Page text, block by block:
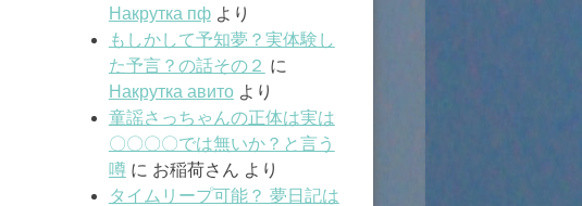
Накрутка пфより
もしかして予知夢？実体験し
た予言？の話その２ に
Накрутка авитоより
童謡さっちゃんの正体は実は
〇〇〇〇では無いか？と言う
噂に お稲荷さん より
タイムリープ可能？ 夢日記は